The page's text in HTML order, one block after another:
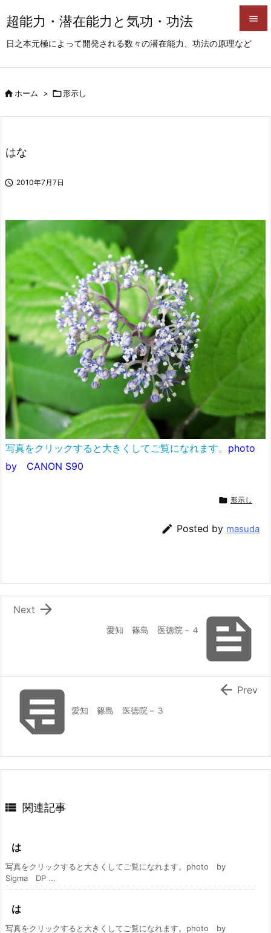
超能力・潜在能力と気功・功法
日之本元極によって開発される数々の潜在能力、功法の原理など


前へ
ホーム > 形示し
はな
 2010年7月7日
写真をクリックすると大きくしてご覧になれます。 photo
by CANON S90
 形示し
 Posted by masuda

愛知 篠島 医徳院－４

Next
愛知 篠島 医徳院－３
 Prev
 関連記事
は
写真をクリックすると大きくしてご覧になれます。photo by
Sigma DP ...
は
写真をクリックすると大きくしてご覧になれます。photo by